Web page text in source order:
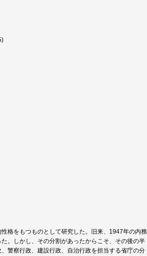
格をもつものとして研究した。旧来、1947年の内務
。しかし、その分割があったからこそ、その後の半
警察行政、建設行政、自治行政を担当する省庁の分